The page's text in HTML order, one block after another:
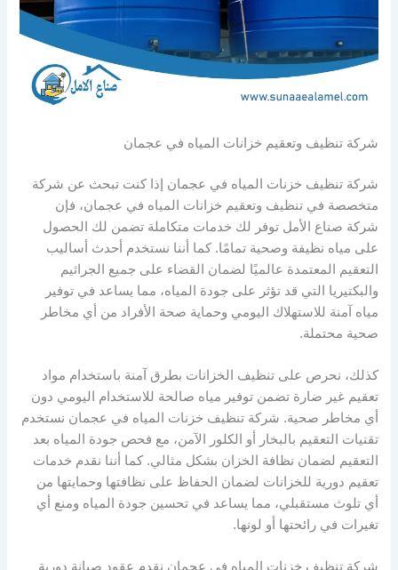
شركة تنظيف وتعقيم خزانات المياه في عجمان
شركة تنظيف خزنات المياه في عجمان إذا كنت تبحث عن شركة
متخصصة في تنظيف وتعقيم خزانات المياه في عجمان، فإن
شركة صناع الأمل توفر لك خدمات متكاملة تضمن لك الحصول
على مياه نظيفة وصحية تمامًا. كما أننا نستخدم أحدث أساليب
التعقيم المعتمدة عالميًا لضمان القضاء على جميع الجراثيم
والبكتيريا التي قد تؤثر على جودة المياه، مما يساعد في توفير
مياه آمنة للاستهلاك اليومي وحماية صحة الأفراد من أي مخاطر
صحية محتملة.
كذلك، نحرص على تنظيف الخزانات بطرق آمنة باستخدام مواد
تعقيم غير ضارة تضمن توفير مياه صالحة للاستخدام اليومي دون
أي مخاطر صحية. شركة تنظيف خزنات المياه في عجمان نستخدم
تقنيات التعقيم بالبخار أو الكلور الآمن، مع فحص جودة المياه بعد
التعقيم لضمان نظافة الخزان بشكل مثالي. كما أننا نقدم خدمات
تعقيم دورية للخزانات لضمان الحفاظ على نظافتها وحمايتها من
أي تلوث مستقبلي، مما يساعد في تحسين جودة المياه ومنع أي
تغيرات في رائحتها أو لونها.
شركة تنظيف خزنات المياه في عجمان نقدم عقود صيانة دورية